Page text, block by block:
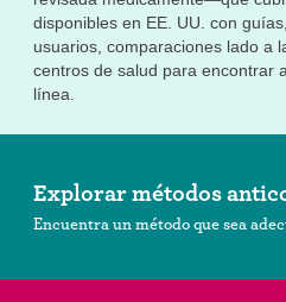
disponibles en EE. UU. con
usuarios, comparaciones lado a
centros de salud para encontrar
línea.
Explorar métodos
Encuentra un método que sea